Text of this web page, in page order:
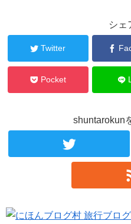
シェ
Twitter
Pocket
shuntarokun